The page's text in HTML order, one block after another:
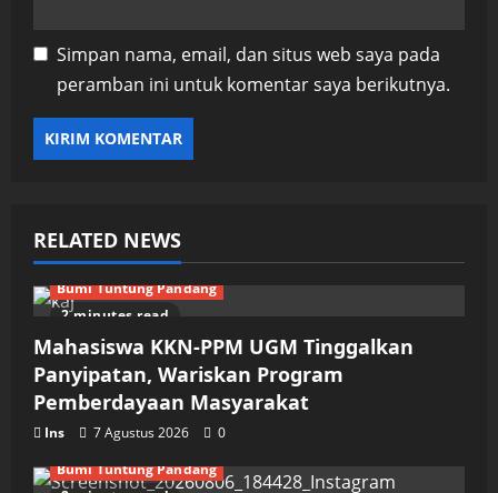
Simpan nama, email, dan situs web saya pada
peramban ini untuk komentar saya berikutnya.
RELATED NEWS
2 minutes read
Bumi Tuntung Pandang
Mahasiswa KKN-PPM UGM Tinggalkan
Panyipatan, Wariskan Program
Pemberdayaan Masyarakat
Ins 7 Agustus 2026 0
Bumi Tuntung Pandang